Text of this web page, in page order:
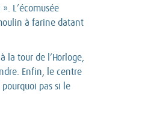
L’écomusée
à farine datant
la tour de l’Horloge,
Enfin, le centre
pas si le